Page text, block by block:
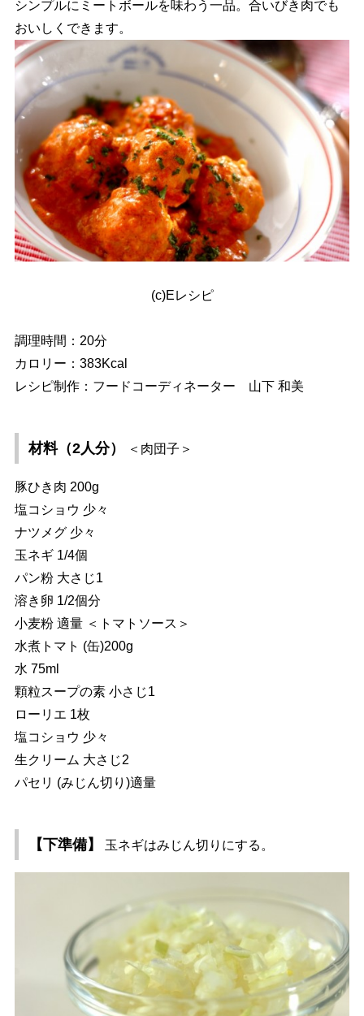
シンプルにミートボールを味わう一品。合いびき肉でも
おいしくできます。
(c)Eレシピ
調理時間：20分
カロリー：383Kcal
レシピ制作：フードコーディネーター 山下 和美
材料（2人分） ＜肉団子＞
豚ひき肉 200g
塩コショウ 少々
ナツメグ 少々
玉ネギ 1/4個
パン粉 大さじ1
溶き卵 1/2個分
小麦粉 適量 ＜トマトソース＞
水煮トマト (缶)200g
水 75ml
顆粒スープの素 小さじ1
ローリエ 1枚
塩コショウ 少々
生クリーム 大さじ2
パセリ (みじん切り)適量
【下準備】 玉ネギはみじん切りにする。